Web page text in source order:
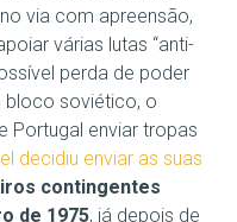
via com apreensão,
várias lutas “anti-
perda de poder
bloco soviético, o
Portugal enviar tropas
decidiu enviar as suas
contingentes
de 1975, já depois de